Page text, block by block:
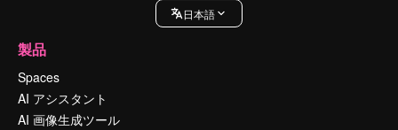
日本語
製品
Spaces
AI アシスタント
AI 画像生成ツール